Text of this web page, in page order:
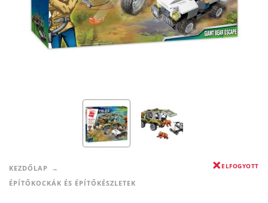
KEZDŐLAP
ÉPÍTŐKOCKÁK ÉS ÉPÍTŐKÉSZLETEK
ELFOGYOTT